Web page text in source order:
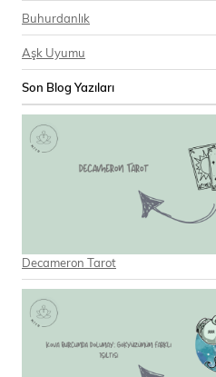
Buhurdanlık
Aşk Uyumu
Son Blog Yazıları
Decameron Tarot